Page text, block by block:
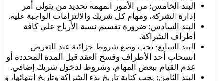
البند الخامس: من الأمور المهمة تحديد من يتولى أمر
إدارة الشركة، ومهام كل شريك والالتزامات الواجبة عليه.
البند السادس: ضرورة تقسيم نسبة الأرباح على كافة
أطراف الشراكة.
البند السابع: يجب وضع شروط جزائية عند التعرض
انسحاب أحد الأطراف وفسخ العقد قبل المدة المحددة أو
عدم القيام ببعض المهام، وشروط لدخول شريك إضافي.
البند الثامن: يجب كتابة تاريخ بدء الشراكة وتاريخ انتهائها، و